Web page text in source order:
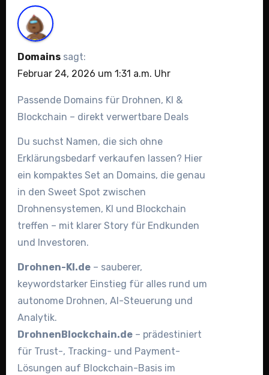
Domains sagt:
Februar 24, 2026 um 1:31 a.m. Uhr
Passende Domains für Drohnen, KI &
Blockchain – direkt verwertbare Deals
Du suchst Namen, die sich ohne
Erklärungsbedarf verkaufen lassen? Hier
ein kompaktes Set an Domains, die genau
in den Sweet Spot zwischen
Drohnensystemen, KI und Blockchain
treffen – mit klarer Story für Endkunden
und Investoren.
Drohnen-KI.de– sauberer,
keywordstarker Einstieg für alles rund um
autonome Drohnen, AI-Steuerung und
Analytik.
DrohnenBlockchain.de– prädestiniert
für Trust-, Tracking- und Payment-
Lösungen auf Blockchain-Basis im